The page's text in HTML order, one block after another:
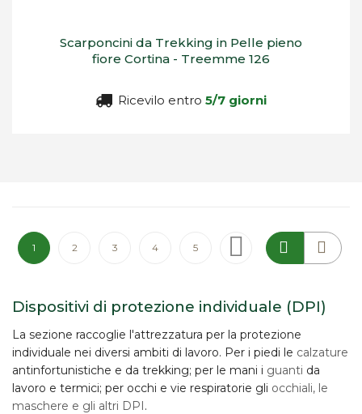
Scarponcini da Trekking in Pelle pieno
fiore Cortina - Treemme 126
Ricevilo entro 5/7 giorni
Pagina
Attualmente stai leggendo la pagina
1 Pagina
2 Pagina
3 Pagina
4 Pagina
5 Pagina
Successivo
Dispositivi di protezione individuale (DPI)
La sezione raccoglie l'attrezzatura per la protezione
individuale nei diversi ambiti di lavoro. Per i piedi le calzature
antinfortunistiche e da trekking; per le mani i guanti da
lavoro e termici; per occhi e vie respiratorie gli occhiali, le
maschere e gli altri DPI.